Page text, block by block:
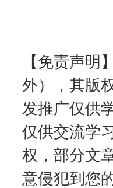
【免责声
外），其版
发推广仅供
仅供交流学
权，部分文
意侵犯到您
千年窑火